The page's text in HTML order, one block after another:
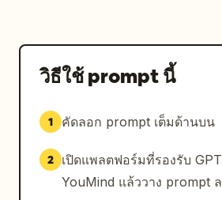
{"count":3,"items":["อัปเดตหน้า
แล้ว
[{"title":"จัดการงานได้มากขึ้น
อ่อน","body":"ตั้งแต่การแก้ไขบั๊กไปจ
โครงสร้างไฟล์จำนวนมาก Codex จัด
{"title":"ปลอดภัยโดยค่าเริ่มต้น
สีน้ำเงินในสี่เหลี่ยมขอบมนสีฟ้าอ่อน
สภาพแวดล้อมแบบแซนด์บ็อกซ์ที่อ่านได้
วิธีใช้ prompt นี้
1 คัดลอก prompt เต็มด้านบน
2
เปิดแพลตฟอร์มที่รองรับ
YouMind แล้ววาง prompt